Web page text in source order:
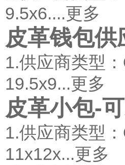
9.5x6....更多
皮革钱包
1.供应商类型
19.5x9...更多
皮革小包-
1.供应商类型
11x12x...更多